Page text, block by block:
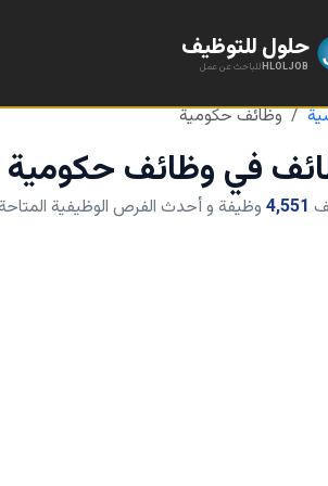
حلول للتوظيف
HLOLJOBللباحث عن عمل
وظائف حكومية
في وظائف حكومية
4,551 وظيفة و أحدث الفرص الوظيفية